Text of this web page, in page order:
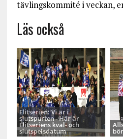
tävlingskommité i veckan,
Läs också
Elitserien: Vi är i
slutspurten - Här är
Elitseriens kval- och
slutspelsdatum